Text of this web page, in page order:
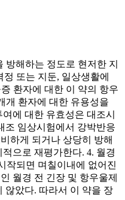
해하는 정도로 현저한 지
또는 지둔, 일상생활에
환자에 대한 이 약의 항우
개 환자에 대한 유용성을
에 대한 유효성은 대조시
조 임상시험에서 강박반응
하게 되거나 상당히 방해
으로 재평가한다. 4. 월경
작되면 며칠이내에 없어진
월경 전 긴장 및 항우울제
않았다. 따라서 이 약을 장